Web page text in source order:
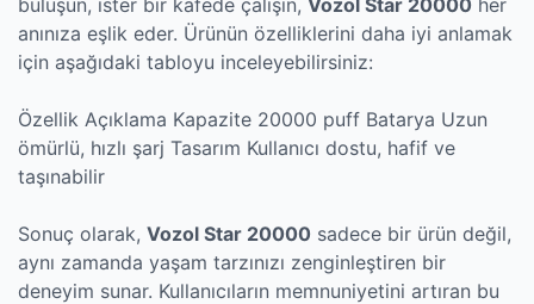
buluşun, ister bir kafede çalışın, Vozol Star 20000 her
anınıza eşlik eder. Ürünün özelliklerini daha iyi anlamak
için aşağıdaki tabloyu inceleyebilirsiniz:
Özellik Açıklama Kapazite 20000 puff Batarya Uzun
ömürlü, hızlı şarj Tasarım Kullanıcı dostu, hafif ve
taşınabilir
Sonuç olarak, Vozol Star 20000 sadece bir ürün değil,
aynı zamanda yaşam tarzınızı zenginleştiren bir
deneyim sunar. Kullanıcıların memnuniyetini artıran bu